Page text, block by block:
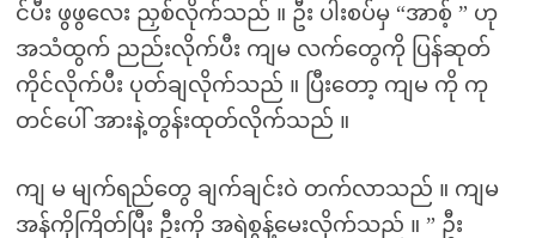
င်ပီး ဖွဖွလေး ညှစ်လိုက်သည် ။ ဦး ပါးစပ်မှ “အာစ့် ” ဟု
အသံထွက် ညည်းလိုက်ပီး ကျမ လက်တွေကို ပြန်ဆုတ်
ကိုင်လိုက်ပီး ပုတ်ချလိုက်သည် ။ ပြီးတော့ ကျမ ကို ကု
တင်ပေါ် အားနဲ့တွန်းထုတ်လိုက်သည် ။
ကျ မ မျက်ရည်တွေ ချက်ချင်းဝဲ တက်လာသည် ။ ကျမ
အန်ကိုကြိတ်ပြီး ဦးကို အရဲစွန့်‌‌မေးလိုက်သည် ။ ” ဦး